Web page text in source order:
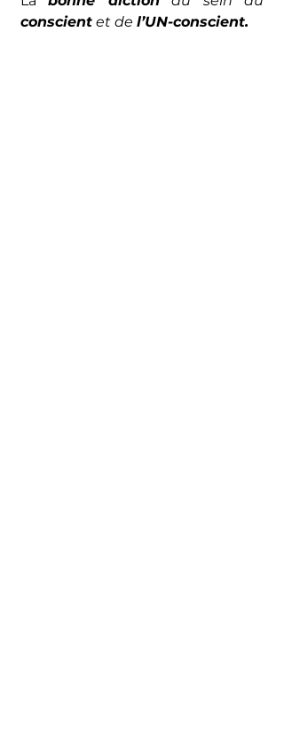
conscient et de l’UN-conscient.